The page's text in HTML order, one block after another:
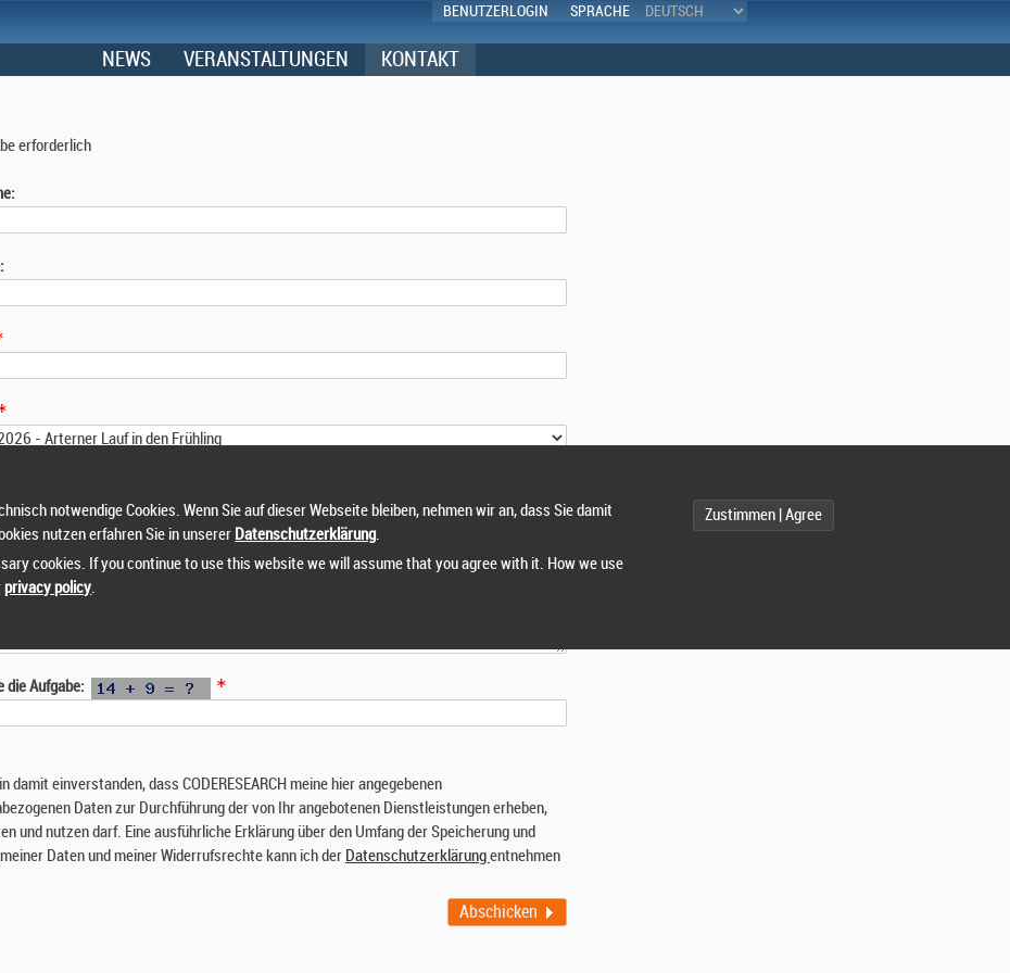
BENUTZERLOGIN SPRACHE
NEWS VERANSTALTUNGEN KONTAKT
erforderlich
die Aufgabe:
damit einverstanden, dass CODERESEARCH meine hier angegebenen
Daten zur Durchführung der von Ihr angebotenen Dienstleistungen erheben,
und nutzen darf. Eine ausführliche Erklärung über den Umfang der Speicherung und
Daten und meiner Widerrufsrechte kann ich der Datenschutzerklärungentnehmen
Abschicken
Zustimmen | Agree
notwendige Cookies. Wenn Sie auf dieser Webseite bleiben, nehmen wir an, dass Sie damit
nutzen erfahren Sie in unserer Datenschutzerklärung.
cookies. If you continue to use this website we will assume that you agree with it. How we use
privacy policy.